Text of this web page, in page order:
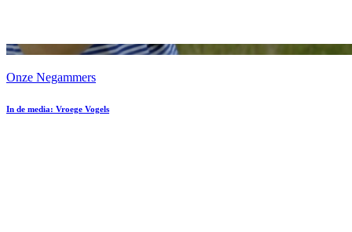
Onze Negammers
In de media: Vroege Vogels